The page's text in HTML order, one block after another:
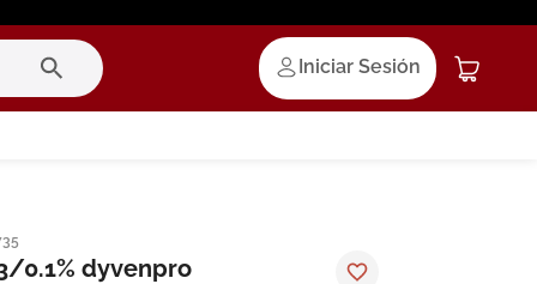
Iniciar Sesión
0.1% dyvenpro